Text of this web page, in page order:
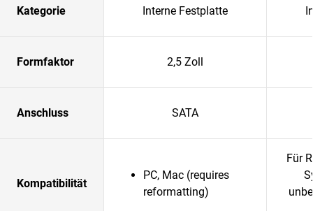
Kategorie Interne Festplatte
Formfaktor 2,5 Zoll
Anschluss SATA
Kompatibilität
PC, Mac (requires
reformatting)
Für